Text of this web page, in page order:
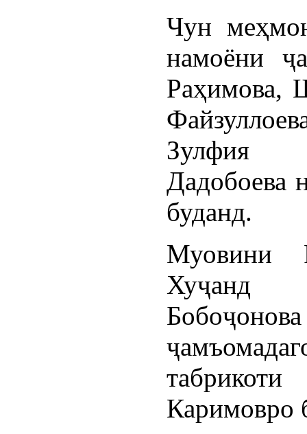
Чун
намоёни
Раҳимова,
Зулфия
Дадобоева
буданд.
Муовини
Хуҷанд
Бобоҷонова
Каримовро